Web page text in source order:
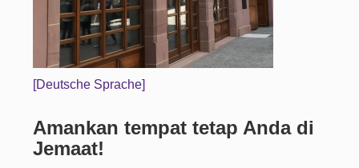
[Deutsche Sprache]
Amankan tempat tetap Anda di
Jemaat!